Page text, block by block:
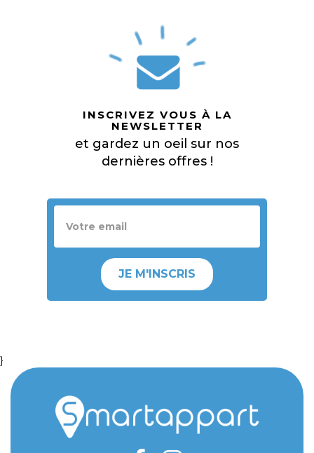
INSCRIVEZ VOUS À LA
NEWSLETTER
et gardez un oeil sur nos
dernières offres !
JE M'INSCRIS
}